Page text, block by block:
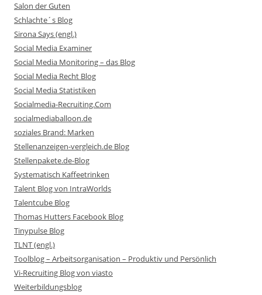
Salon der Guten
Schlachte´s Blog
Sirona Says (engl.)
Social Media Examiner
Social Media Monitoring – das Blog
Social Media Recht Blog
Social Media Statistiken
Socialmedia-Recruiting.Com
socialmediaballoon.de
soziales Brand: Marken
Stellenanzeigen-vergleich.de Blog
Stellenpakete.de-Blog
Systematisch Kaffeetrinken
Talent Blog von IntraWorlds
Talentcube Blog
Thomas Hutters Facebook Blog
Tinypulse Blog
TLNT (engl.)
Toolblog – Arbeitsorganisation – Produktiv und Persönlich
Vi-Recruiting Blog von viasto
Weiterbildungsblog